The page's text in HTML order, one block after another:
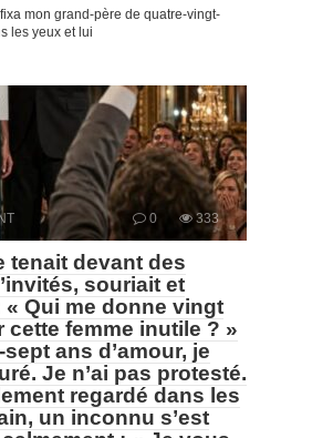
mon grand-père de quatre-vingt-
les yeux et lui
0 333
tenait devant des
souriait et
« Qui me donne vingt
cette femme inutile ? »
ans d’amour, je
Je n’ai pas protesté.
regardé dans les
un inconnu s’est